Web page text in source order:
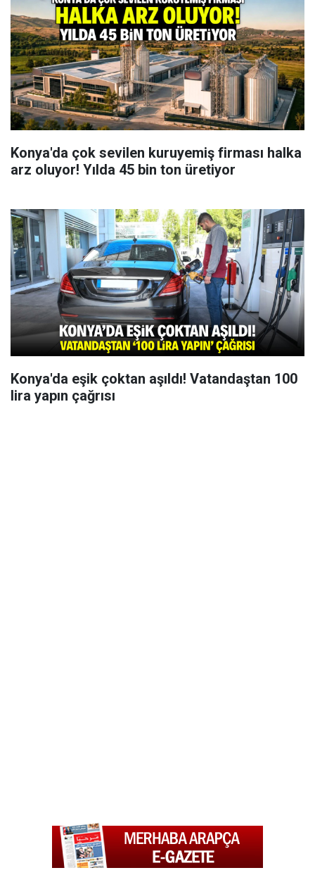
Konya'da çok sevilen kuruyemiş firması halka
arz oluyor! Yılda 45 bin ton üretiyor
Konya'da eşik çoktan aşıldı! Vatandaştan 100
lira yapın çağrısı